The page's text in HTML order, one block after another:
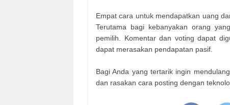
Empat cara untuk mendapatkan uang
Terutama bagi kebanyakan orang
pemilih. Komentar dan voting dapat
dapat merasakan pendapatan pasif.
Bagi Anda yang tertarik ingin
dan rasakan cara posting dengan